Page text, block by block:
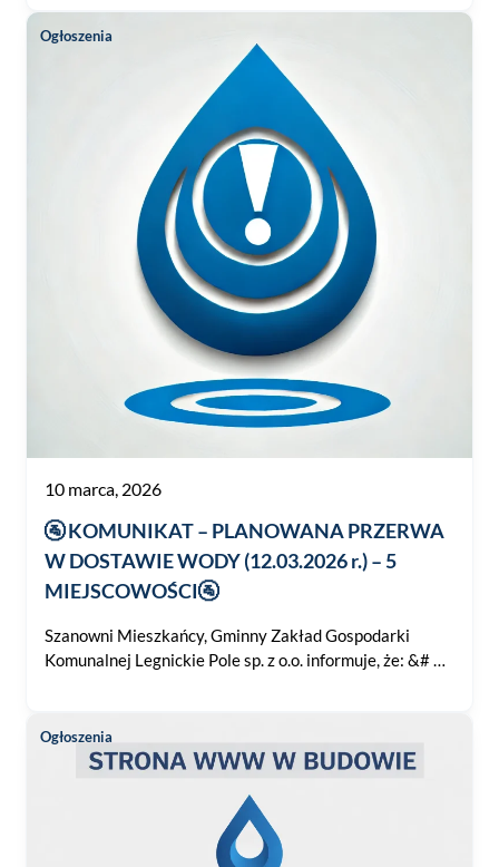
Ogłoszenia
10 marca, 2026
🚰 KOMUNIKAT – PLANOWANA PRZERWA
W DOSTAWIE WODY (12.03.2026 r.) – 5
MIEJSCOWOŚCI🚰
Szanowni Mieszkańcy, Gminny Zakład Gospodarki
Komunalnej Legnickie Pole sp. z o.o. informuje, że: &# …
Ogłoszenia